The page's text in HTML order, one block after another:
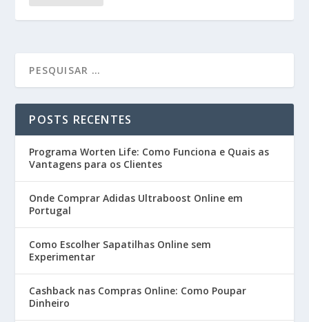
POSTS RECENTES
Programa Worten Life: Como Funciona e Quais as
Vantagens para os Clientes
Onde Comprar Adidas Ultraboost Online em
Portugal
Como Escolher Sapatilhas Online sem
Experimentar
Cashback nas Compras Online: Como Poupar
Dinheiro